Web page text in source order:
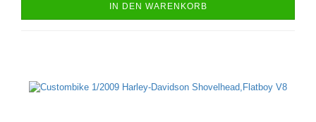
IN DEN WARENKORB